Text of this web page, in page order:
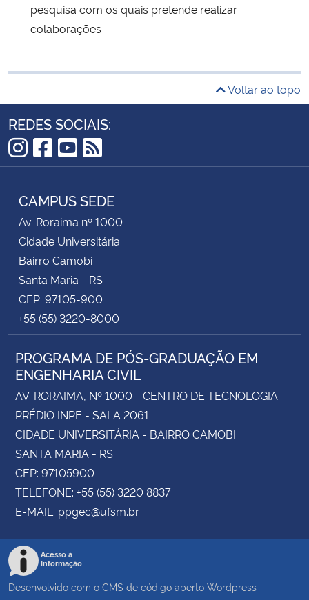
pesquisa com os quais pretende realizar
colaborações
Voltar ao topo
REDES SOCIAIS:
Instagram
Facebook
YouTube
RSS
CAMPUS SEDE
Av. Roraima nº 1000
Cidade Universitária
Bairro Camobi
Santa Maria - RS
CEP: 97105-900
+55 (55) 3220-8000
PROGRAMA DE PÓS-GRADUAÇÃO EM
ENGENHARIA CIVIL
AV. RORAIMA, Nº 1000 - CENTRO DE TECNOLOGIA -
PRÉDIO INPE - SALA 2061
CIDADE UNIVERSITÁRIA - BAIRRO CAMOBI
SANTA MARIA - RS
CEP: 97105900
TELEFONE: +55 (55) 3220 8837
E-MAIL: ppgec@ufsm.br
Acesso à
Informação
Desenvolvido com o CMS de código aberto Wordpress